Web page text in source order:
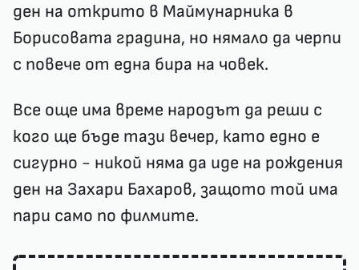
ден на открито в Маймунарника в
Борисовата градина, но нямало да черпи
с повече от една бира на човек.
Все още има време народът да реши с
кого ще бъде тази вечер, като едно е
сигурно - никой няма да иде на рождения
ден на Захари Бахаров, защото той има
пари само по филмите.